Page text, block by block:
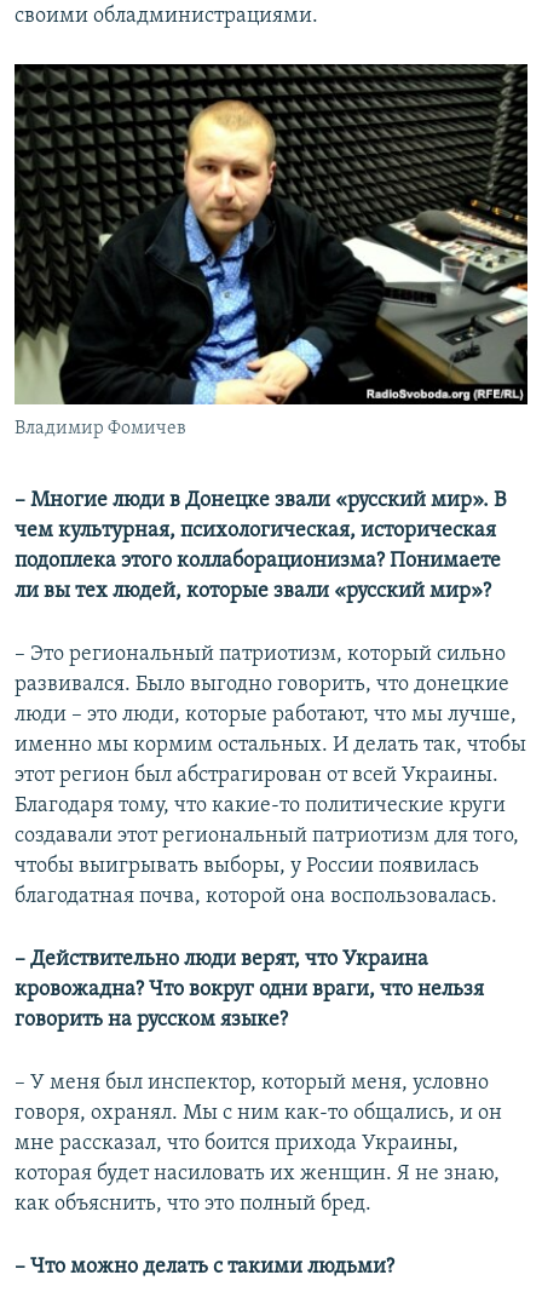
своими обладминистрациями.
Владимир Фомичев
– Многие люди в Донецке звали «русский мир». В
чем культурная, психологическая, историческая
подоплека этого коллаборационизма? Понимаете
ли вы тех людей, которые звали «русский мир»?
– Это региональный патриотизм, который сильно
развивался. Было выгодно говорить, что донецкие
люди – это люди, которые работают, что мы лучше,
именно мы кормим остальных. И делать так, чтобы
этот регион был абстрагирован от всей Украины.
Благодаря тому, что какие-то политические круги
создавали этот региональный патриотизм для того,
чтобы выигрывать выборы, у России появилась
благодатная почва, которой она воспользовалась.
– Действительно люди верят, что Украина
кровожадна? Что вокруг одни враги, что нельзя
говорить на русском языке?
– У меня был инспектор, который меня, условно
говоря, охранял. Мы с ним как-то общались, и он
мне рассказал, что боится прихода Украины,
которая будет насиловать их женщин. Я не знаю,
как объяснить, что это полный бред.
– Что можно делать с такими людьми?